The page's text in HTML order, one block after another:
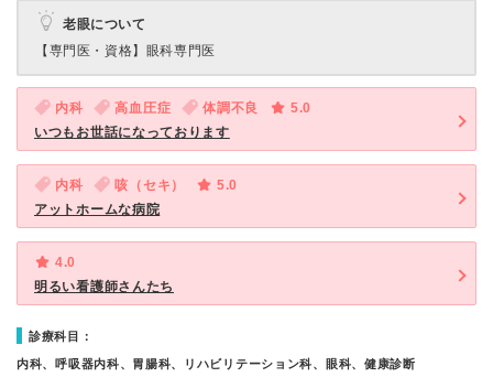
老眼について
【専門医・資格】 眼科専門医
内科 高血圧症 体調不良
5.0
いつもお世話になっております
内科 咳（セキ）
5.0
アットホームな病院
4.0
明るい看護師さんたち
診療科目：
内科、呼吸器内科、胃腸科、リハビリテーション科、眼科、健康診断